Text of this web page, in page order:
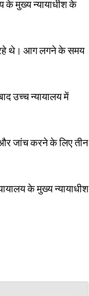
के मुख्य न्यायाधीश के
रहे थे। आग लगने के समय
उच्च न्यायालय में
जांच करने के लिए तीन
के मुख्य न्यायाधीश